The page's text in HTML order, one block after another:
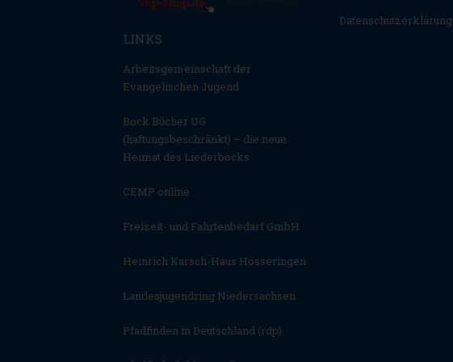
LINKS
Arbeitsgemeinschaft der
Evangelischen Jugend
Bock Bücher UG
(haftungsbeschränkt) – die neue
Heimat des Liederbocks
CEMP online
Freizeit- und Fahrtenbedarf GmbH
Heinrich Karsch-Haus Hösseringen
Landesjugendring Niedersachsen
Pfadfinden in Deutschland (rdp)
Datenschutzerklärung